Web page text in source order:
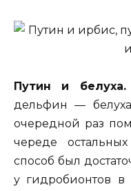
Путин и
дельфин —
очередной раз
череде
способ был
у гидробионтов в